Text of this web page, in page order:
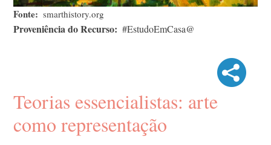
Fonte smarthistory.org
Proveniência do Recurso #EstudoEmCasa@
Teorias essencialistas: arte
como representação